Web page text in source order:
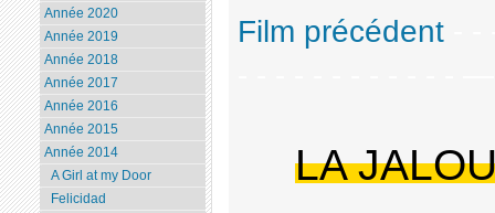
Film précédent
LA
Année 2020
Année 2019
Année 2018
Année 2017
Année 2016
Année 2015
Année 2014
A Girl at my Door
Felicidad